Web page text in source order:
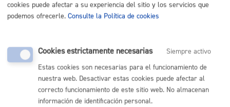
Licencias - Autorizaciones
cookies puede afectar a su experiencia del sitio y los servicios que
podemos ofrecerle. Consulte la Política de cookies
Cookies estrictamente necesarias
Siempre activo
Estas cookies son necesarias para el funcionamiento de
nuestra web. Desactivar estas cookies puede afectar al
correcto funcionamiento de este sitio web. No almacenan
información de identificación personal.